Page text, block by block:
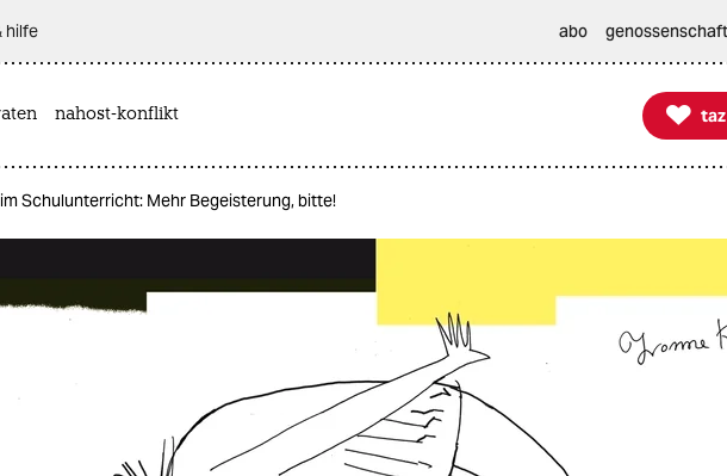
hilfe abo genossenschaft
nahost-konflikt 
taz
Schulunterricht: Mehr Begeisterung, bitte!